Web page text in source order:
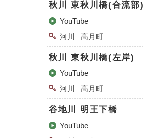
秋川 東秋川橋(合流部)
YouTube
河川
高月町
秋川 東秋川橋(左岸)
YouTube
河川
高月町
谷地川 明王下橋
YouTube